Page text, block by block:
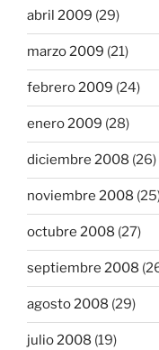
abril 2009 (29)
marzo 2009 (21)
febrero 2009 (24)
enero 2009 (28)
diciembre 2008 (26)
noviembre 2008
octubre 2008 (27)
septiembre 2008
agosto 2008 (29)
julio 2008 (19)